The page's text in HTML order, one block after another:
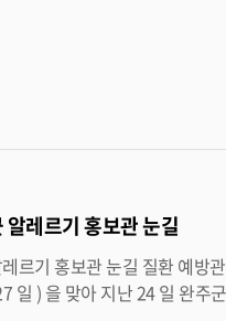
삼례읍장은 “ 지역의 어려운 분들을 위해 후원해 주신 김태형 대
레르기 홍보관 눈길